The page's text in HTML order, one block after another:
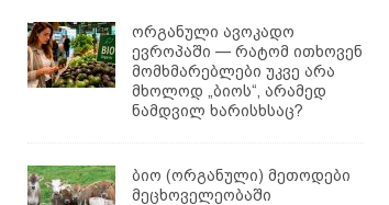
ორგანული ავოკადო
ევროპაში — რატომ ითხოვენ
მომხმარებლები უკვე არა
მხოლოდ „ბიოს“, არამედ
ნამდვილ ხარისხსაც?
ბიო (ორგანული) მეთოდები
მეცხოველეობაში